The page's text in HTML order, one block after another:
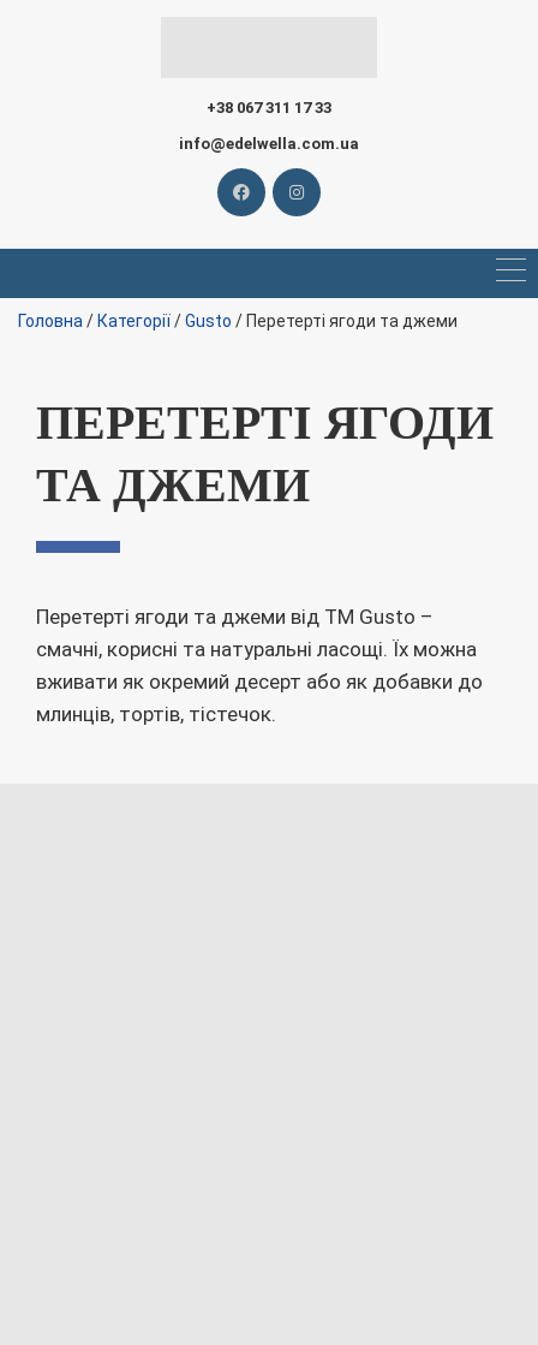
+38 067 311 17 33
info@edelwella.com.ua
Головна / Категорії/Gusto / Перетерті ягоди та джеми
ПЕРЕТЕРТІ ЯГОДИ
ТА ДЖЕМИ
Перетерті ягоди та джеми від ТМ Gusto –
смачні, корисні та натуральні ласощі. Їх можна
вживати як окремий десерт або як добавки до
млинців, тортів, тістечок.